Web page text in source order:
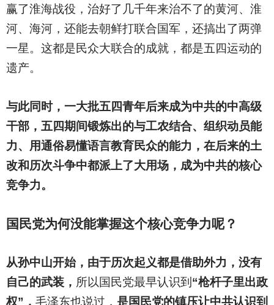
赢了淮海战役，治好了几千年来治不了的黄河、淮
河、海河，还能去朝鲜打联合国军，还搞出了两弹
一星。这都是民众大联合的成就，都是五四运动的
遗产。
与此同时，一大批五四青年后来成为中共的中高级
干部，五四期间锻炼出的与工农结合、组织动员能
力、用通俗易懂语言教育民众的能力，在后来的土
改和历次斗争中都派上了大用场，成为中共的核心
竞争力。
国民党为何没能掌握这个核心竞争力呢？
从孙中山开始，由于历次起义都是借助外力，没有
自己的武装， 所以国民党最早认识到 “枪杆子里出政
权”， 毛泽东也说过， 是国民党的镇压让中共认识到